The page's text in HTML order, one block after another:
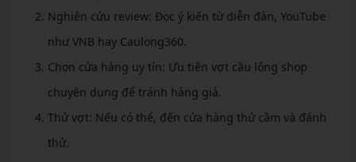
Nghiên cứu review: Đọc ý kiến từ diễn đàn, YouTube
như VNB hay Caulong360.
Chọn cửa hàng uy tín: Ưu tiên vợt cầu lông shop
chuyên dụng để tránh hàng giả.
Thử vợt: Nếu có thể, đến cửa hàng thử cầm và đánh
thử.